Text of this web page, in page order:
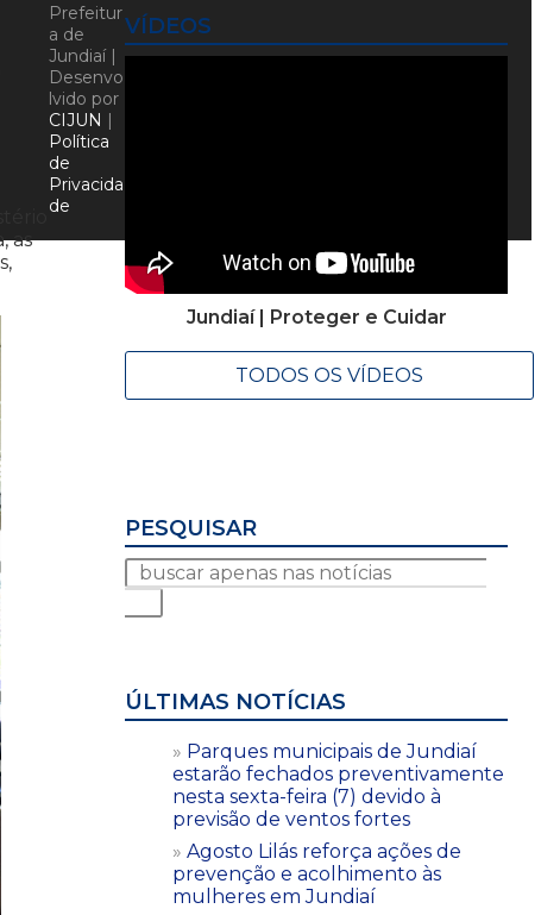
as
VÍDEOS
Jundiaí | Proteger e Cuidar
TODOS OS VÍDEOS
PESQUISAR
ÚLTIMAS NOTÍCIAS
Parques municipais de Jundiaí
estarão fechados preventivamente
nesta sexta-feira (7) devido à
previsão de ventos fortes
Agosto Lilás reforça ações de
prevenção e acolhimento às
mulheres em Jundiaí
Prefeitur
a de
Jundiaí |
Desenvo
lvido por
CIJUN |
Política
de
Privacida
de